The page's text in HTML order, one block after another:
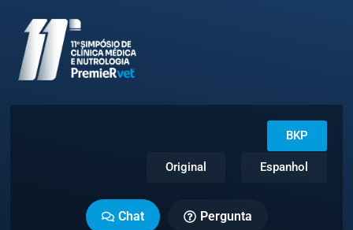
Chat Pergunta
BKP
Original Espanhol